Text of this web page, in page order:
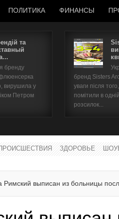
ПОЛИТИКА ФИНАНСЫ
та
бренду
вирушила у
Петром
бренд Sisters
уваги після
помітили в
розсилок...
ЗДОРОВЬЕ
Римский выписан из больницы